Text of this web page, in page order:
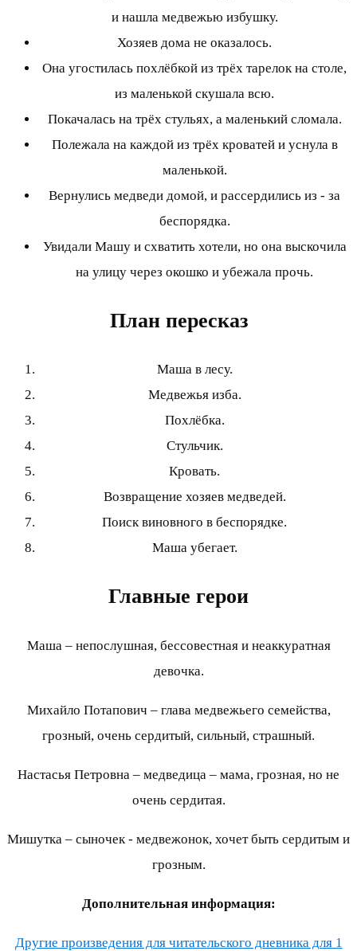
и нашла медвежью избушку.
Хозяев дома не оказалось.
Она угостилась похлёбкой из трёх тарелок на столе,
из маленькой скушала всю.
Покачалась на трёх стульях, а маленький сломала.
Полежала на каждой из трёх кроватей и уснула в
маленькой.
Вернулись медведи домой, и рассердились из - за
беспорядка.
Увидали Машу и схватить хотели, но она выскочила
на улицу через окошко и убежала прочь.
План пересказ
Маша в лесу.
Медвежья изба.
Похлёбка.
Стульчик.
Кровать.
Возвращение хозяев медведей.
Поиск виновного в беспорядке.
Маша убегает.
Главные герои
Маша – непослушная, бессовестная и неаккуратная
девочка.
Михайло Потапович – глава медвежьего семейства,
грозный, очень сердитый, сильный, страшный.
Настасья Петровна – медведица – мама, грозная, но не
очень сердитая.
Мишутка – сыночек - медвежонок, хочет быть сердитым и
грозным.
Дополнительная информация:
Другие произведения для читательского дневника для 1